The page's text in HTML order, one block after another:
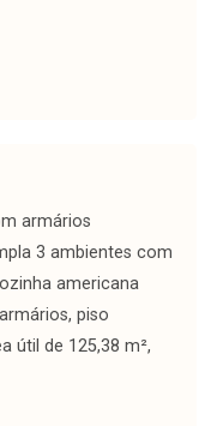
armários
3 ambientes com
americana
piso
útil de 125,38 m²,